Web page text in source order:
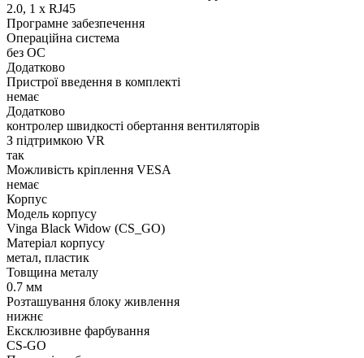
2.0, 1 x RJ45
Програмне забезпечення
Операційна система
без ОС
Додатково
Пристрої введення в комплекті
немає
Додатково
контролер швидкості обертання вентиляторів
З підтримкою VR
так
Можливість кріплення VESA
немає
Корпус
Модель корпусу
Vinga Black Widow (CS_GO)
Матеріал корпусу
метал, пластик
Товщина металу
0.7 мм
Розташування блоку живлення
нижнє
Ексклюзивне фарбування
CS-GO